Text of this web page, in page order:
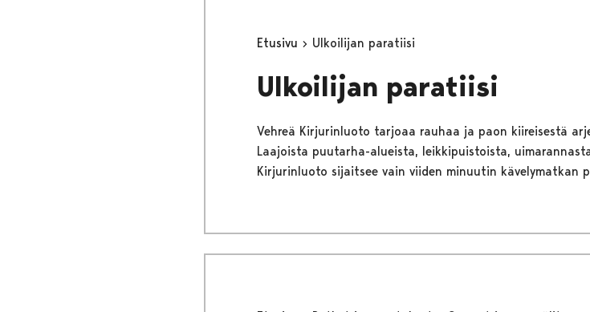
Etusivu Ulkoilijan paratiisi
Ulkoilijan paratiisi
Vehreä Kirjurinluoto tarjoaa rauhaa ja paon kiireisestä
Laajoista puutarha-alueista, leikkipuistoista,
Kirjurinluoto sijaitsee vain viiden minuutin kävelymatkan